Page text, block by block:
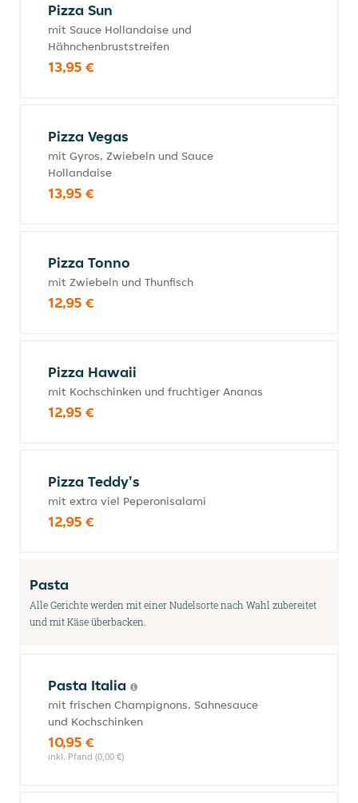
Pizza Sun
mit Sauce Hollandaise und
Hähnchenbruststreifen
13,95 €
Pizza Vegas
mit Gyros, Zwiebeln und Sauce
Hollandaise
13,95 €
Pizza Tonno
mit Zwiebeln und Thunfisch
12,95 €
Pizza Hawaii
mit Kochschinken und fruchtiger Ananas
12,95 €
Pizza Teddy's
mit extra viel Peperonisalami
12,95 €
Pasta
Alle Gerichte werden mit einer Nudelsorte nach Wahl zubereitet
und mit Käse überbacken.
Pasta Italia
mit frischen Champignons, Sahnesauce
und Kochschinken
10,95 €
inkl. Pfand (0,00 €)